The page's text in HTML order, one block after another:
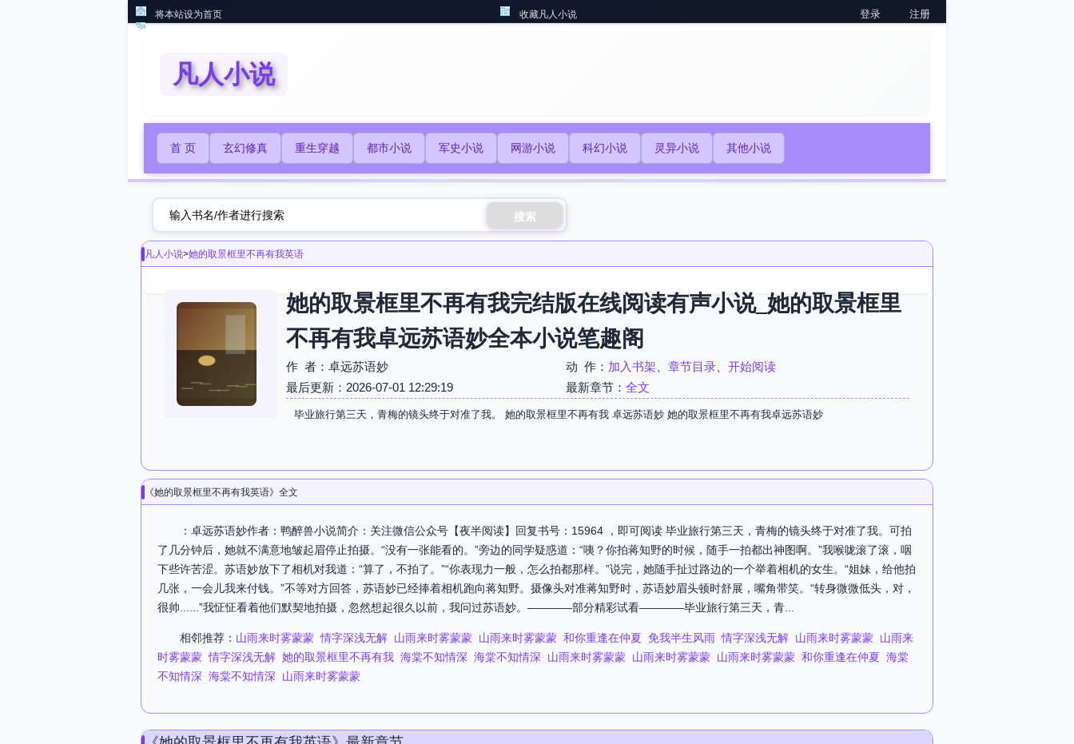
将本站设为首页 收藏凡人小说 登录 注册
凡人小说
首 页 玄幻修真 重生穿越 都市小说 军史小说 网游小说 科幻小说 灵异小说 其他小说
搜索
凡人小说>她的取景框里不再有我英语
她的取景框里不再有我完结版在线阅读有声小说_她的取景框里
不再有我卓远苏语妙全本小说笔趣阁
作 者：卓远苏语妙 动 作： 加入书架 章节目录
开始阅读
最后更新：2026-07-01 12:29:19
最新章节： 全文
毕业旅行第三天，青梅的镜头终于对准了我。 她的取景框里不再有我 卓远苏语妙 她的取景框里不再有我卓远苏语妙
《她的取景框里不再有我英语》全文
：卓远苏语妙作者：鸭醉兽小说简介：关注微信公众号【夜半阅读】回复书号：15964 ，即可阅读 毕业旅行第三天，青梅的镜头终于对准了我。可拍
了几分钟后，她就不满意地皱起眉停止拍摄。“没有一张能看的。”旁边的同学疑惑道：“咦？你拍蒋知野的时候，随手一拍都出神图啊。”我喉咙滚了滚，咽
下些许苦涩。苏语妙放下了相机对我道：“算了，不拍了。”“你表现力一般，怎么拍都那样。”说完，她随手扯过路边的一个举着相机的女生。“姐妹，给他拍
几张，一会儿我来付钱。”不等对方回答，苏语妙已经捧着相机跑向蒋知野。摄像头对准蒋知野时，苏语妙眉头顿时舒展，嘴角带笑。“转身微微低头，对，
很帅......”我怔怔看着他们默契地拍摄，忽然想起很久以前，我问过苏语妙。————部分精彩试看————毕业旅行第三天，青...
相邻推荐： 山雨来时雾蒙蒙 情字深浅无解 山雨来时雾蒙蒙 山雨来时雾蒙蒙 和你重逢在仲夏 免我半生风雨 情字深浅无解 山雨来时雾蒙蒙 山雨来
时雾蒙蒙 情字深浅无解 她的取景框里不再有我 海棠不知情深 海棠不知情深 山雨来时雾蒙蒙 山雨来时雾蒙蒙 山雨来时雾蒙蒙 和你重逢在仲夏 海棠
不知情深 海棠不知情深 山雨来时雾蒙蒙